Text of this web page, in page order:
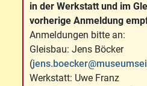
in der Werkstatt und im
vorherige Anmeldung
Anmeldungen bitte an:
Gleisbau: Jens Böcker
(
Werkstatt: Uwe Franz